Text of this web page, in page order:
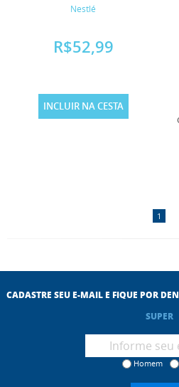
Nestlé
R$52,99
INCLUIR NA CESTA
1
CADASTRE SEU E-MAIL E FIQUE POR
SUPER
Homem